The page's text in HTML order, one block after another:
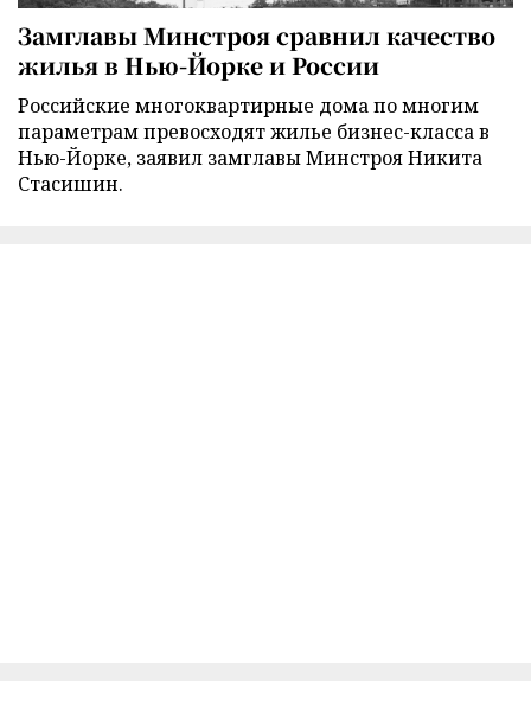
Замглавы Минстроя сравнил качество
жилья в Нью-Йорке и России
Российские многоквартирные дома по многим
параметрам превосходят жилье бизнес-класса в
Нью-Йорке, заявил замглавы Минстроя Никита
Стасишин.